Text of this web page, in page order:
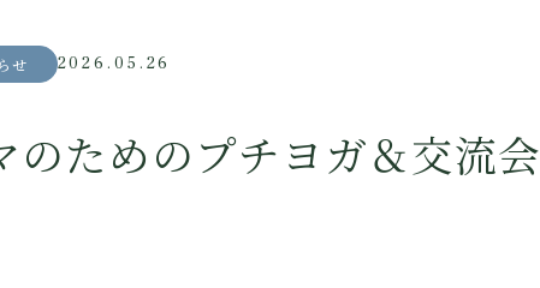
せ 2026.05.26
のためのプチヨガ＆交流会